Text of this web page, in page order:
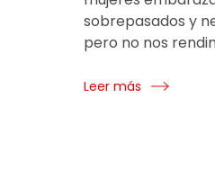
sobrepasados y
pero no nos
Leer más